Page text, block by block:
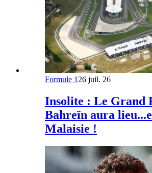
Formule 1 26 juil. 26
Insolite : Le Grand
Bahreïn aura
Malaisie !